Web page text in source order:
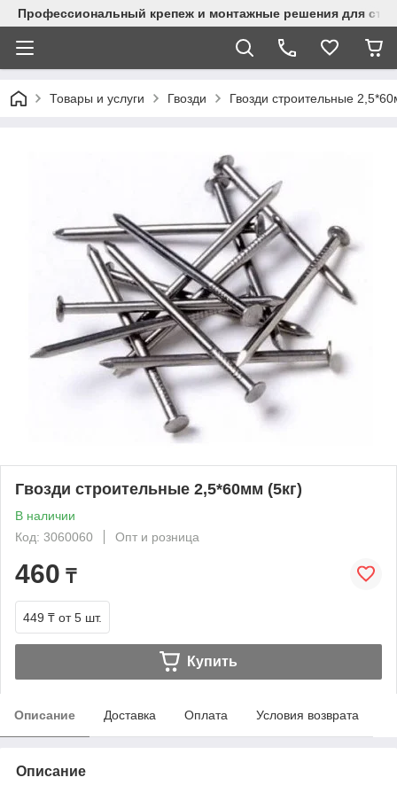
Профессиональный крепеж и монтажные решения для
Товары и услуги Гвозди Гвозди строительные
Гвозди строительные 2,5*60мм (5кг)
В наличии
Код: 3060060
Опт и розница
460 ₸
449 ₸ от 5 шт.
Купить
Описание Доставка Оплата Условия возврата
Описание